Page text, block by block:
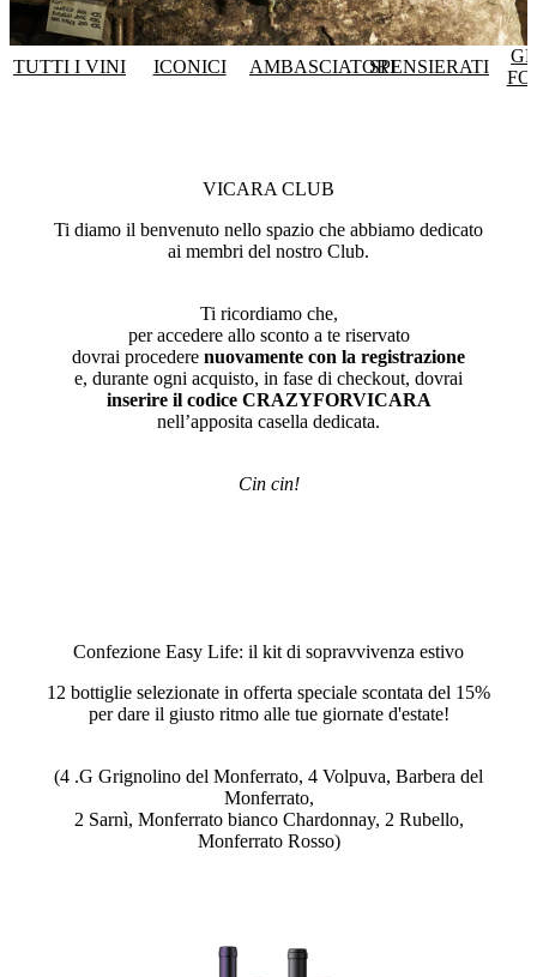
TUTTI I VINI ICONICI AMBASCIATORISPENSIERATI
VICARA CLUB
Ti diamo il benvenuto nello spazio che abbiamo dedicato
ai membri del nostro Club.
Ti ricordiamo che,
per accedere allo sconto a te riservato
dovrai procedere nuovamente con la registrazione
e, durante ogni acquisto, in fase di checkout, dovrai
inserire il codice CRAZYFORVICARA
nell’apposita casella dedicata.
Cin cin!
Confezione Easy Life: il kit di sopravvivenza estivo
12 bottiglie selezionate in offerta speciale scontata del 15%
per dare il giusto ritmo alle tue giornate d'estate!
(4 .G Grignolino del Monferrato, 4 Volpuva, Barbera del
Monferrato,
2 Sarnì, Monferrato bianco Chardonnay, 2 Rubello,
Monferrato Rosso)